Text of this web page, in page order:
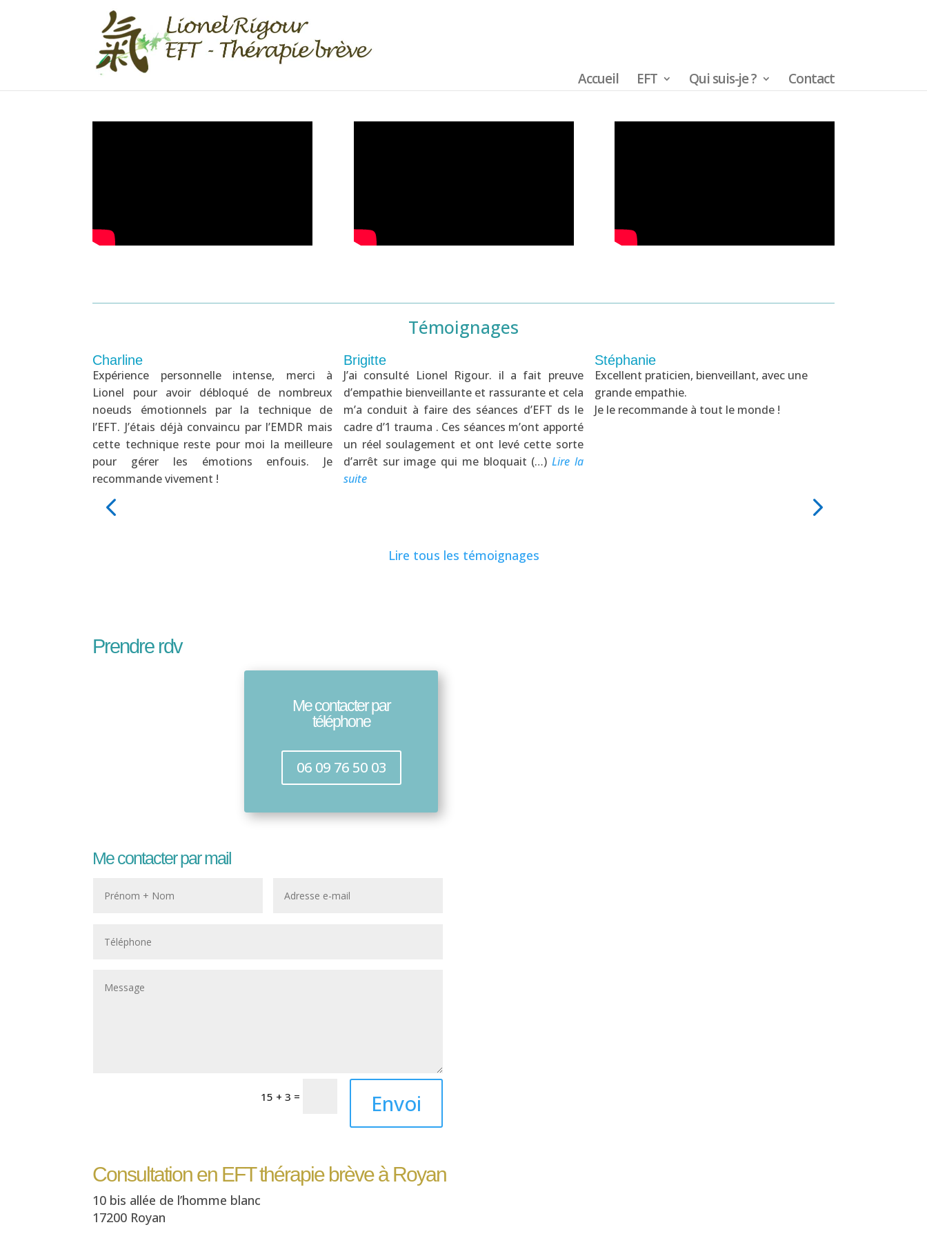
Accueil EFT Qui suis-je ? Contact
Témoignages
Charline
Expérience personnelle intense, merci à
Lionel pour avoir débloqué de nombreux
noeuds émotionnels par la technique de
l’EFT. J’étais déjà convaincu par l’EMDR mais
cette technique reste pour moi la meilleure
pour gérer les émotions enfouis. Je
recommande vivement !
Brigitte
J’ai consulté Lionel Rigour. il a fait preuve
d’empathie bienveillante et rassurante et cela
m’a conduit à faire des séances d’EFT ds le
cadre d’1 trauma . Ces séances m’ont apporté
un réel soulagement et ont levé cette sorte
d’arrêt sur image qui me bloquait (…) Lire la
suite
Stéphanie
Excellent praticien, bienveillant, avec une
grande empathie.
Je le recommande à tout le monde !
Lire tous les témoignages
Prendre rdv
Me contacter par
téléphone
06 09 76 50 03
Me contacter par mail
15 + 3 = Envoi
Consultation en EFT thérapie brève à Royan
10 bis allée de l’homme blanc
17200 Royan